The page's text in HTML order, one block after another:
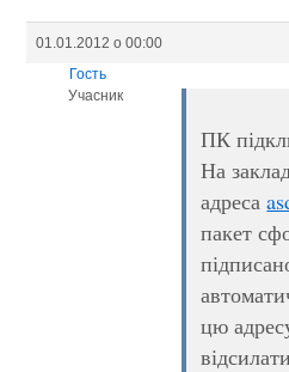
01.01.2012 о 00:00
Гость
Учасник
ПК
На
адреса
пакет
цю